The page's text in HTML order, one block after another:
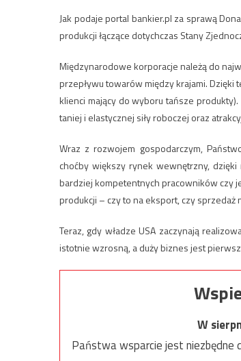
Jak podaje portal bankier.pl za sprawą
produkcji łączące dotychczas Stany
Międzynarodowe korporacje należą do
przepływu towarów między krajami. Dzięki
klienci mający do wyboru tańsze
taniej i elastycznej siły roboczej oraz
Wraz z rozwojem gospodarczym,
choćby większy rynek wewnętrzny,
bardziej kompetentnych pracowników czy
produkcji – czy to na eksport, czy sprzedaż
Teraz, gdy władze USA zaczynają
istotnie wzrosną, a duży biznes jest
W
Państwa wsparcie jest niezbędne